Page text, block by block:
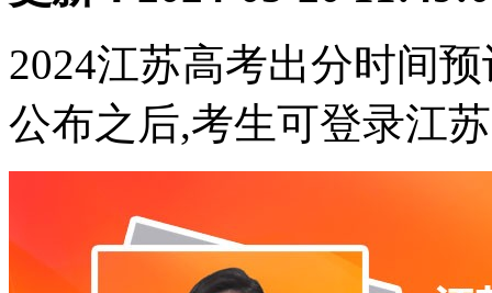
2024江苏高考出分时间
公布之后,考生可登录江